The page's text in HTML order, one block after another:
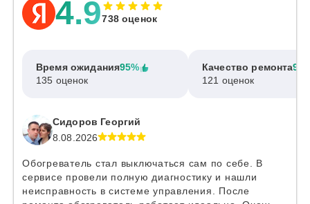
4.9738 оценок
Время ожидания95%
135 оценок
Качество ремонта
121 оценок
Сидоров Георгий
8.08.2026
Обогреватель стал выключаться сам по себе. В
сервисе провели полную диагностику и нашли
неисправность в системе управления. После